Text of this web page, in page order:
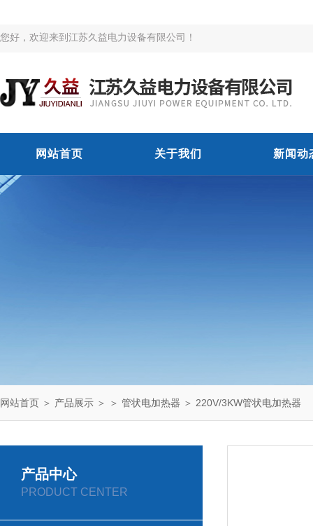
您好，欢迎来到江苏久益电力设备有限公司！
网站首页 关于我们 新闻动
网站首页 ＞ 产品展示 ＞ ＞ 管状电加热器 ＞ 220V/3KW管状电加热器
产品中心
PRODUCT CENTER